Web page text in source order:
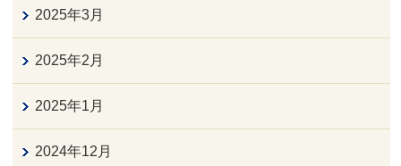
2025年3月
2025年2月
2025年1月
2024年12月